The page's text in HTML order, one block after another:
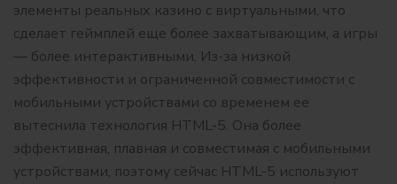
элементы реальных казино с виртуальными, что
сделает геймплей еще более захватывающим, а игры
— более интерактивными. Из-за низкой
эффективности и ограниченной совместимости с
мобильными устройствами со временем ее
вытеснила технология HTML-5. Она более
эффективная, плавная и совместимая с мобильными
устройствами, поэтому сейчас HTML-5 используют